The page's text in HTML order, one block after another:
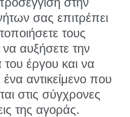
σας επιτρέπει
τους
να αυξήσετε την
έργου και να
αντικείμενο που
στις σύγχρονες
της αγοράς.